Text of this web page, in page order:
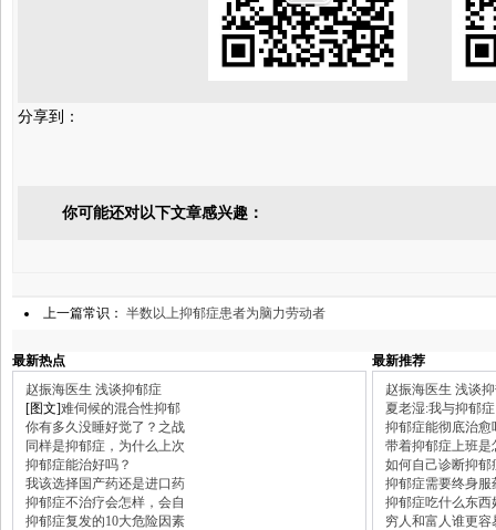
分享到：
你可能还对以下文章感兴趣：
上一篇常识： 半数以上抑郁症患者为脑力劳动者
最新热点
最新推荐
赵振海医生 浅谈抑郁症
[图文]难伺候的混合性抑郁
你有多久没睡好觉了？之战
同样是抑郁症，为什么上次
抑郁症能治好吗？
我该选择国产药还是进口药
抑郁症不治疗会怎样，会自
抑郁症复发的10大危险因素
赵振海医生 浅谈
夏老湿:我与抑郁症
抑郁症能彻底治愈
带着抑郁症上班是
如何自己诊断抑郁
抑郁症需要终身服
抑郁症吃什么东西
穷人和富人谁更容